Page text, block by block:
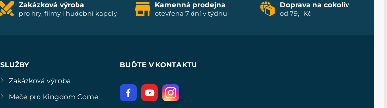
Zakázková výroba
pro hry, filmy i hudební kapely
Kamenná prodejna
otevřena 7 dní v týdnu
Doprava na cokoliv
od 79,- Kč
SLUŽBY
Zakázková výroba
Meče pro Kingdom Come
BUĎTE V KONTAKTU